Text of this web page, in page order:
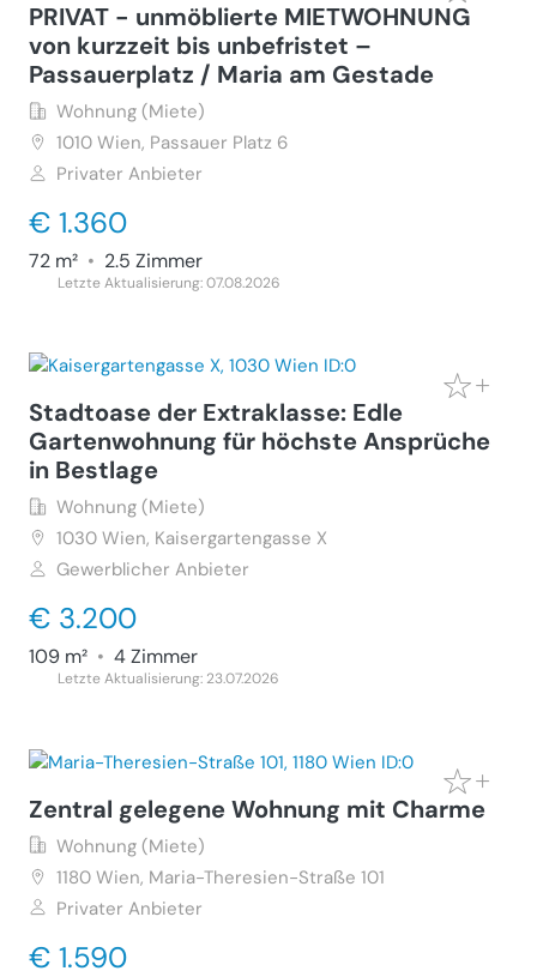
PRIVAT - unmöblierte MIETWOHNUNG
von kurzzeit bis unbefristet –
Passauerplatz / Maria am Gestade
Wohnung (Miete)
1010 Wien, Passauer Platz 6
Privater Anbieter
€ 1.360
72 m² • 2.5 Zimmer
Letzte Aktualisierung: 07.08.2026
Stadtoase der Extraklasse: Edle
Gartenwohnung für höchste Ansprüche
in Bestlage
Wohnung (Miete)
1030 Wien, Kaisergartengasse X
Gewerblicher Anbieter
€ 3.200
109 m² • 4 Zimmer
Letzte Aktualisierung: 23.07.2026
Zentral gelegene Wohnung mit Charme
Wohnung (Miete)
1180 Wien, Maria-Theresien-Straße 101
Privater Anbieter
€ 1.590